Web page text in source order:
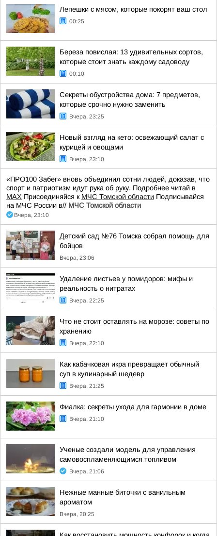
Лепешки с мясом, которые покорят ваш стол
00:25
Береза повислая: 13 удивительных сортов,
которые стоит знать каждому садоводу
00:10
Секреты обустройства дома: 7 предметов,
которые срочно нужно заменить
Вчера, 23:25
Новый взгляд на кето: освежающий салат с
курицей и овощами
Вчера, 23:10
«ПРО100 Забег» вновь объединил сотни людей, доказав, что
спорт и патриотизм идут рука об руку. Подробнее читай в
МАХ Присоединяйся к МЧС Томской области Подписывайся
на МЧС России в// МЧС Томской области
Вчера, 23:10
Детский сад №76 Томска собрал помощь для
бойцов
Вчера, 23:06
Удаление листьев у помидоров: мифы и
реальность о нитратах
Вчера, 22:25
Что не стоит оставлять на морозе: советы по
хранению
Вчера, 22:10
Как кабачковая икра превращает обычный
суп в кулинарный шедевр
Вчера, 21:25
Фиалка: секреты ухода для гармонии в доме
Вчера, 21:10
Ученые создали модель для управления
самовоспламеняющимся топливом
Вчера, 21:06
Нежные манные биточки с ванильным
ароматом
Вчера, 20:25